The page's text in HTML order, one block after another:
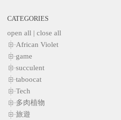
CATEGORIES
open all | close all
African Violet
game
succulent
taboocat
Tech
多肉植物
旅遊